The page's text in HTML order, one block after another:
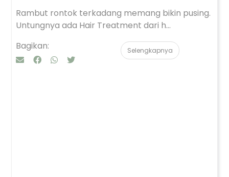
Rambut rontok terkadang memang bikin pusing.
Untungnya ada Hair Treatment dari h...
Bagikan:
Selengkapnya